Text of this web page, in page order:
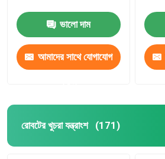
ভালো দাম
আমাদের সাথে যোগাযোগ
রোবটের খুচরা যন্ত্রাংশ (171)